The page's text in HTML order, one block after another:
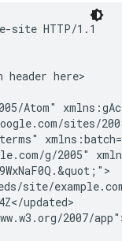
site HTTP/1.1
here>
Atom"
sites/
g/2005"
site/
updated>
2007/